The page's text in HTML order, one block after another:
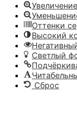
Оттенки
Высокий
Светлый
Сброс